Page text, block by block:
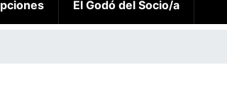
El Godó del Socio/a